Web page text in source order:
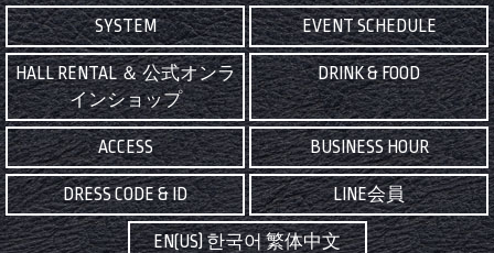
SYSTEM EVENT SCHEDULE
HALL RENTAL ＆ 公式オンラ
インショップ
DRINK & FOOD
ACCESS BUSINESS HOUR
DRESS CODE & ID LINE会員
EN(US) 한국어 繁体中文